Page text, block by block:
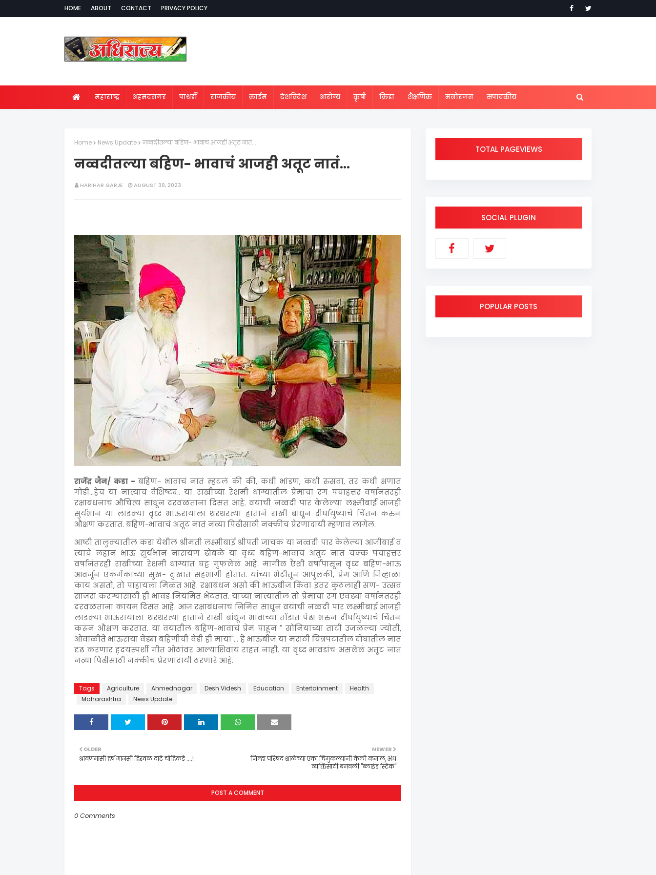
HOME ABOUT CONTACT PRIVACY POLICY
महाराष्ट्र अहमदनगर पाथर्डी राजकीय क्राईम देशविदेश आरोग्य कृषी क्रिडा शैक्षणिक मनोरंजन संपादकीय
Home News Update नव्वदीतल्या बहिण- भावाचं आजही अतूट नातं...
नव्वदीतल्या बहिण- भावाचं आजही अतूट नातं...
HARIHAR GARJE AUGUST 30, 2023
राजेंद्र जैन/ कडा -बहिण- भावाचं नातं म्हटलं की की, कधी भांडण, कधी रुसवा, तर कधी क्षणात
गोडी...हेच या नात्याचं वैशिष्ट्य.. या राखीच्या रेशमी धाग्यातील प्रेमाचा रंग पंचाहत्तर वर्षानंतरही
रक्षाबंधनाचं औचित्य साधून दरवळताना दिसत आहे. वयाची नव्वदी पार केलेल्या लक्ष्मीबाई आजही
सुर्यभान या लाडक्या वृध्द भाऊरायाला थरथरत्या हाताने राखी बांधून दीर्घायुष्याचे चिंतन करुन
औक्षण करतात. बहिण-भावाचं अतूट नातं नव्या पिढीसाठी नक्कीच प्रेरणादायी म्हणावं लागेल.
आष्टी तालुक्यातील कडा येथील श्रीमती लक्ष्मीबाई श्रीपती जाचक या नव्वदी पार केलेल्या आजीबाई व
त्यांचे लहान भाऊ सुर्यभान नारायण ढोबळे या वृध्द बहिण-भावाचं अतुट नातं चक्क पंचाहत्तर
वर्षानंतरही राखीच्या रेशमी धाग्यात घट्ट गुंफलेलं आहे. मागील एैशी वर्षापासून वृध्द बहिण-भाऊ
आवर्जून एकमेंकाच्या सुख- दु:खात सहभागी होतात. यांच्या भेटीतून आपुलकी, प्रेम आणि जिव्हाळा
काय असतो, तो पाहायला मिळत आहे. रक्षाबंधन असो की भाऊबीज किंवा इतर कुठलाही सण- उत्सव
साजरा करण्यासाठी ही भावंडं नियमित भेटतात. यांच्या नात्यातील तो प्रेमाचा रंग एवढ्या वर्षानंतरही
दरवळताना कायम दिसत आहे. आज रक्षाबंधनाचं निमित्त साधून वयाची नव्वदी पार लक्ष्मीबाई आजही
लाडक्या भाऊरायाला थरथरत्या हाताने राखी बांधून भावाच्या तोंडात पेढा भरुन दीर्घायुष्याचे चिंतन
करून औक्षण करतात. या वयातील बहिण-भावाचं प्रेम पाहून " सोनियाच्या ताटी उजळल्या ज्योती,
ओवाळीते भाऊराया वेड्या बहिणीची वेडी ही माया"... हे भाऊबीज या मराठी चित्रपटातील दोघांतील नातं
दृढ करणारं ह्दयस्पर्शी गीत ओठांवर आल्याशिवाय राहत नाही. या वृध्द भावडांचं असलेलं अतूट नातं
नव्या पिढीसाठी नक्कीच प्रेरणादायी ठरणारे आहे.
Tags Agriculture Ahmednagar Desh Videsh Education Entertainment
Health
Maharashtra
News Update
NEWER
जिल्हा परिषद शाळेच्या एका चिमुकल्यानी केली कमाल, अंध
व्यक्तिंसाठी बनवली "ब्लाइंड स्टिक"
OLDER
श्रावणमासी हर्ष मानसी हिरवळ दाटे चोहिकडे ....!
POST A COMMENT
0 Comments
TOTAL PAGEVIEWS
SOCIAL PLUGIN
POPULAR POSTS